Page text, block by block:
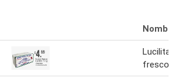
Nombre
Lucilita
fresco